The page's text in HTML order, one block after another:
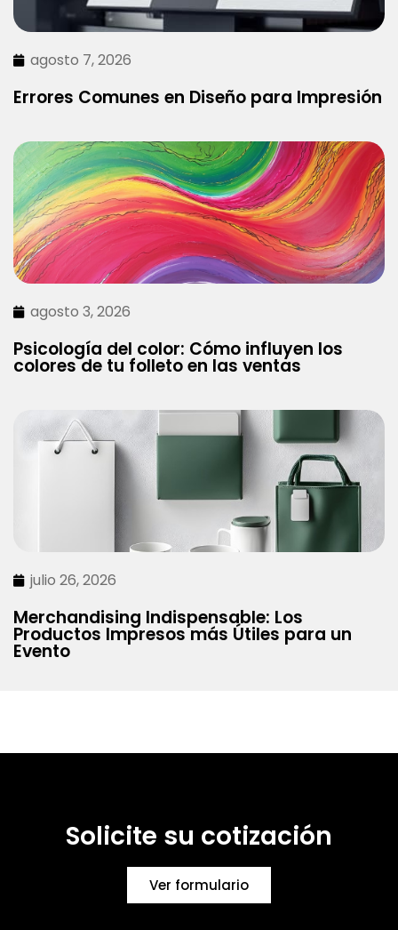
agosto 7, 2026
Errores Comunes en Diseño para Impresión
agosto 3, 2026
Psicología del color: Cómo influyen los
colores de tu folleto en las ventas
julio 26, 2026
Merchandising Indispensable: Los
Productos Impresos más Útiles para un
Evento
Solicite su cotización
Ver formulario